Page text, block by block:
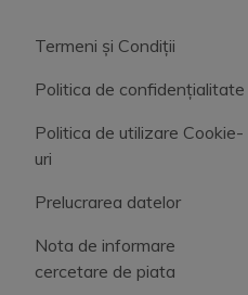
Termeni și Condiții
Politica de confidențialitate
Politica de utilizare Cookie-
uri
Prelucrarea datelor
Nota de informare
cercetare de piata